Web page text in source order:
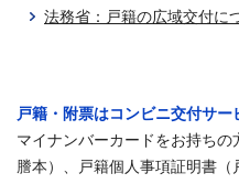
法務省：戸籍の広域交付に
戸籍・附票はコンビニ交付サー
マイナンバーカードをお持ち
謄本）、戸籍個人事項証明書